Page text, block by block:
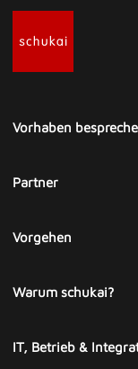
Vorhaben
Partner
Vorgehen
Warum schukai?
IT, Betrieb &